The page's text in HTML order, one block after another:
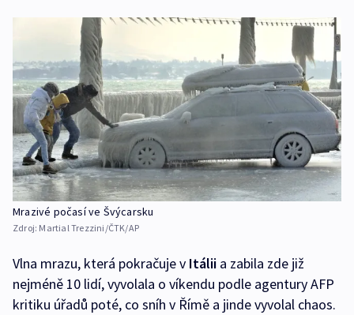
Mrazivé počasí ve Švýcarsku
Zdroj: Martial Trezzini/ČTK/AP
Vlna mrazu, která pokračuje v Itálii a zabila zde již
nejméně 10 lidí, vyvolala o víkendu podle agentury AFP
kritiku úřadů poté, co sníh v Římě a jinde vyvolal chaos.